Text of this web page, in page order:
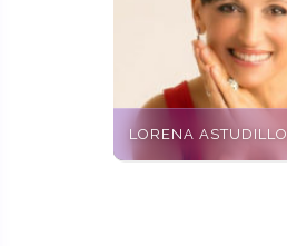
LORENA ASTUDILLO